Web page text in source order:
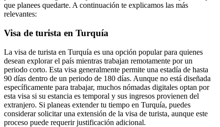
que planees quedarte. A continuación te explicamos las más
relevantes:
Visa de turista en Turquía
La visa de turista en Turquía es una opción popular para quienes
desean explorar el país mientras trabajan remotamente por un
periodo corto. Esta visa generalmente permite una estadía de hasta
90 días dentro de un periodo de 180 días. Aunque no está diseñada
específicamente para trabajar, muchos nómadas digitales optan por
esta visa si su estancia es temporal y sus ingresos provienen del
extranjero. Si planeas extender tu tiempo en Turquía, puedes
considerar solicitar una extensión de la visa de turista, aunque este
proceso puede requerir justificación adicional.